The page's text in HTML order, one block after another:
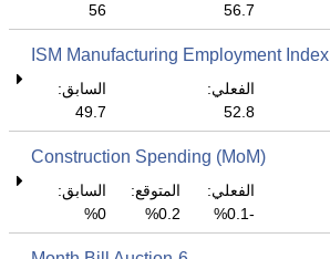
56.7
56
ISM Manufacturing Employment Index
الفعلي:
52.8
السابق:
49.7
Construction Spending (MoM)
الفعلي:
-0.1%
المتوقع:
0.2%
السابق:
0%